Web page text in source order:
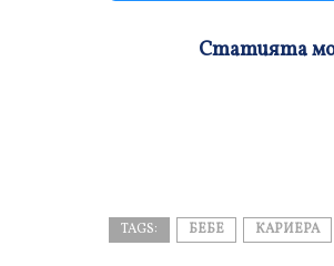
Статията
TAGS: БЕБЕ КАРИЕРА